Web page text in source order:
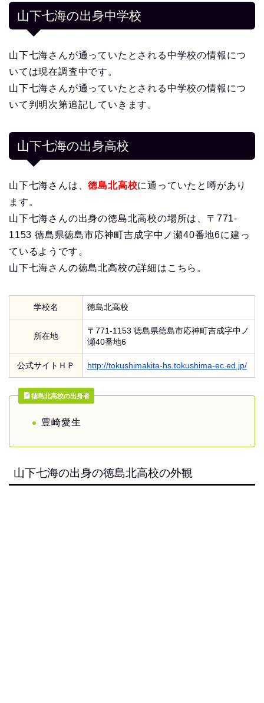
山下七海の出身中学校
山下七海さんが通っていたとされる中学校の情報につ
いては現在調査中です。
山下七海さんが通っていたとされる中学校の情報につ
いて判明次第追記していきます。
山下七海の出身高校
山下七海さんは、徳島北高校に通っていたと噂があり
ます。
山下七海さんの出身の徳島北高校の場所は、〒771-
1153 徳島県徳島市応神町吉成字中ノ瀬40番地6に建っ
ているようです。
山下七海さんの徳島北高校の詳細はこちら。
学校名 徳島北高校
所在地
〒771-1153 徳島県徳島市応神町吉成字中ノ
瀬40番地6
公式サイトＨＰ http://tokushimakita-hs.tokushima-ec.ed.jp/
徳島北高校の出身者
豊崎愛生
山下七海の出身の徳島北高校の外観